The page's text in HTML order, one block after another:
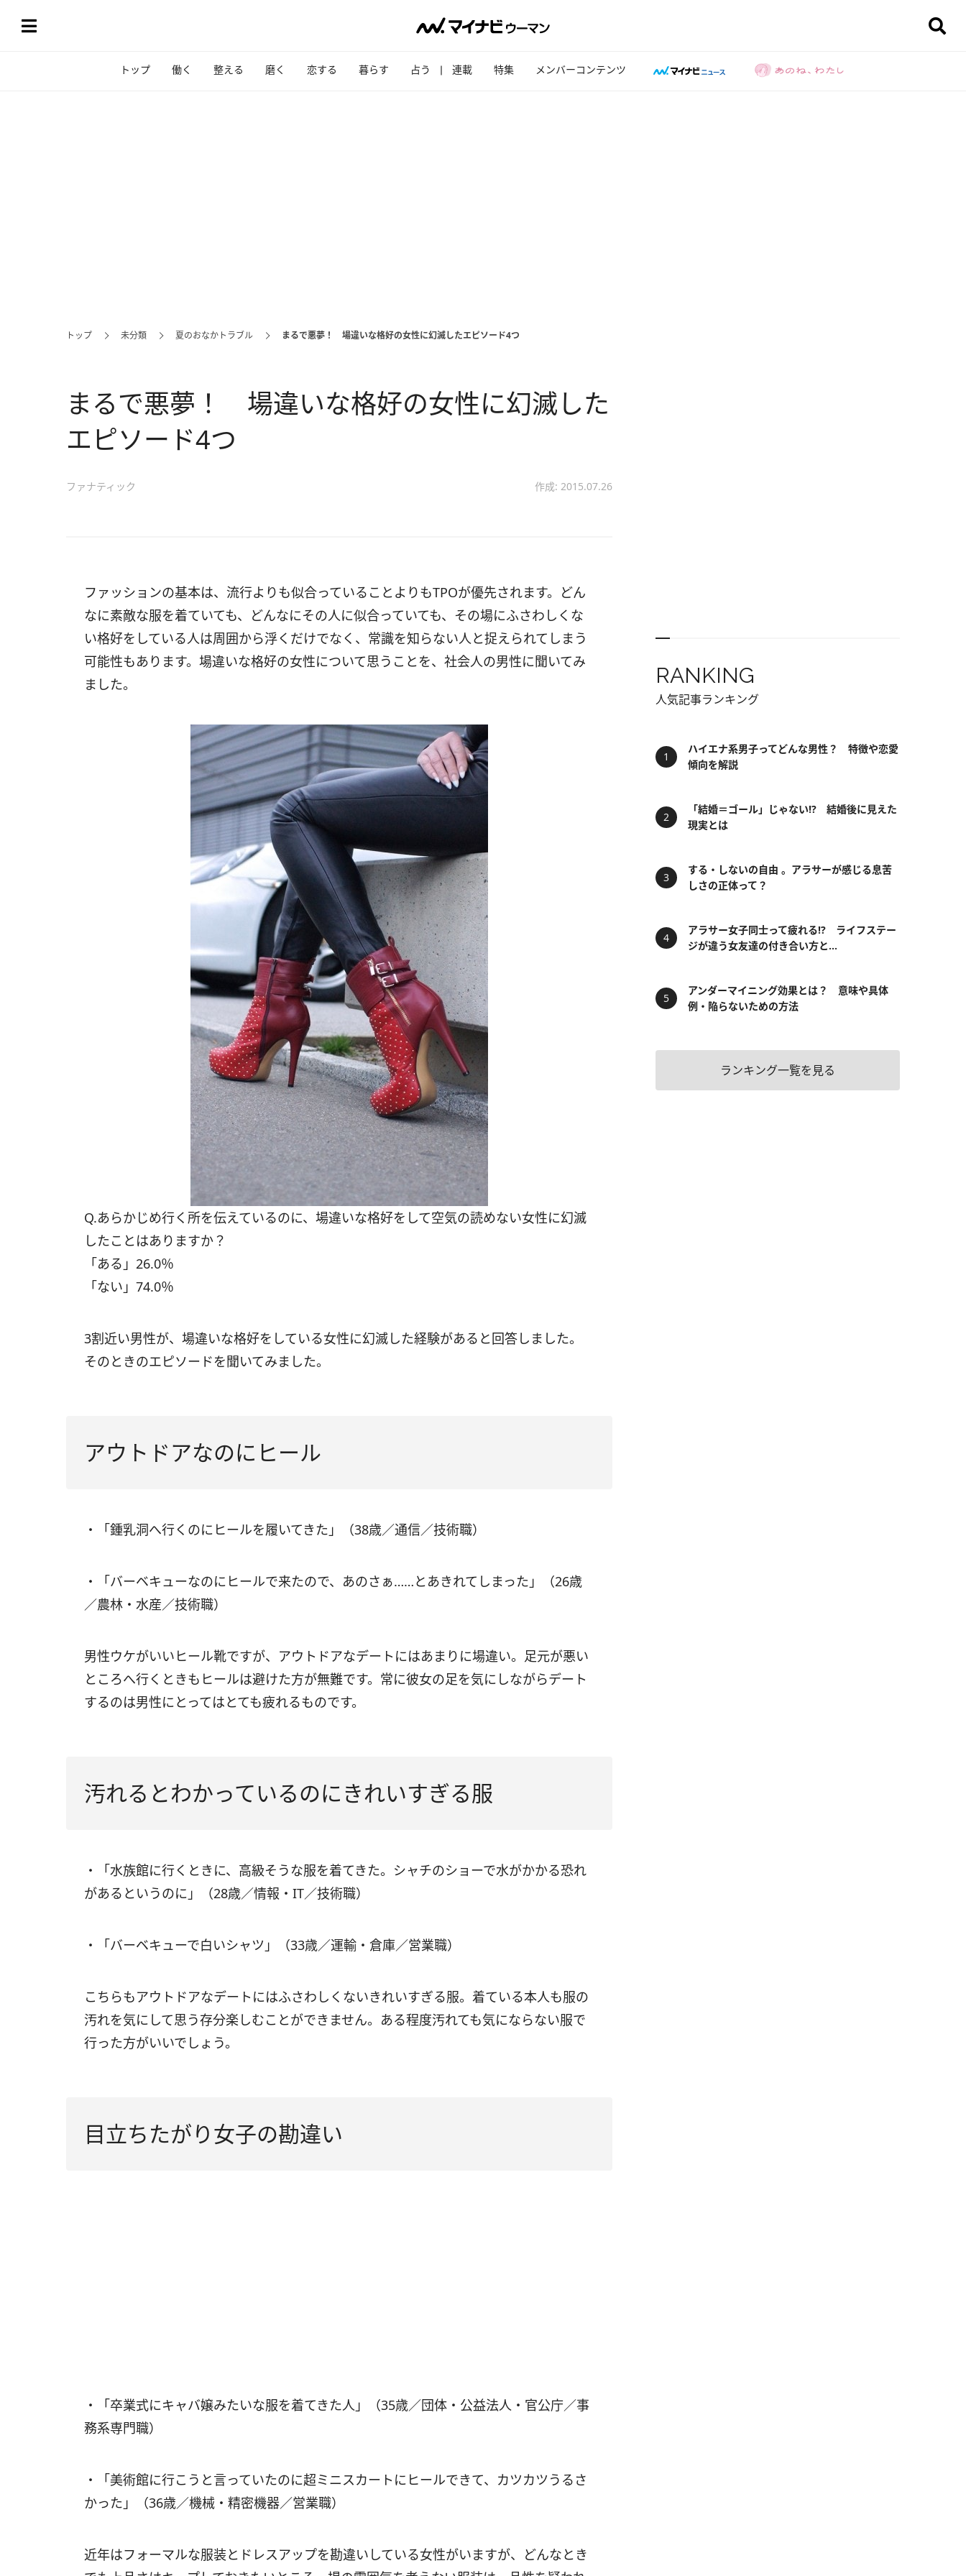
トップ 働く 整える 磨く 恋する 暮らす 占う 連載 特集 メンバーコンテンツ
トップ 未分類 夏のおなかトラブル まるで悪夢！ 場違いな格好の女性に幻滅したエピソード4つ
まるで悪夢！ 場違いな格好の女性に幻滅した
エピソード4つ
ファナティック 作成: 2015.07.26
ファッションの基本は、流行よりも似合っていることよりもTPOが優先されます。どん
なに素敵な服を着ていても、どんなにその人に似合っていても、その場にふさわしくな
い格好をしている人は周囲から浮くだけでなく、常識を知らない人と捉えられてしまう
可能性もあります。場違いな格好の女性について思うことを、社会人の男性に聞いてみ
ました。
Q.あらかじめ行く所を伝えているのに、場違いな格好をして空気の読めない女性に幻滅
したことはありますか？
「ある」26.0％
「ない」74.0％
3割近い男性が、場違いな格好をしている女性に幻滅した経験があると回答しました。
そのときのエピソードを聞いてみました。
アウトドアなのにヒール
・「鍾乳洞へ行くのにヒールを履いてきた」（38歳／通信／技術職）
・「バーベキューなのにヒールで来たので、あのさぁ……とあきれてしまった」（26歳
／農林・水産／技術職）
男性ウケがいいヒール靴ですが、アウトドアなデートにはあまりに場違い。足元が悪い
ところへ行くときもヒールは避けた方が無難です。常に彼女の足を気にしながらデート
するのは男性にとってはとても疲れるものです。
汚れるとわかっているのにきれいすぎる服
・「水族館に行くときに、高級そうな服を着てきた。シャチのショーで水がかかる恐れ
があるというのに」（28歳／情報・IT／技術職）
・「バーベキューで白いシャツ」（33歳／運輸・倉庫／営業職）
こちらもアウトドアなデートにはふさわしくないきれいすぎる服。着ている本人も服の
汚れを気にして思う存分楽しむことができません。ある程度汚れても気にならない服で
行った方がいいでしょう。
目立ちたがり女子の勘違い
・「卒業式にキャバ嬢みたいな服を着てきた人」（35歳／団体・公益法人・官公庁／事
務系専門職）
・「美術館に行こうと言っていたのに超ミニスカートにヒールできて、カツカツうるさ
かった」（36歳／機械・精密機器／営業職）
近年はフォーマルな服装とドレスアップを勘違いしている女性がいますが、どんなとき
RANKING
人気記事ランキング
ハイエナ系男子ってどんな男性？ 特徴や恋愛
傾向を解説
「結婚＝ゴール」じゃない⁉ 結婚後に見えた
現実とは
する・しないの自由 。アラサーが感じる息苦
しさの正体って？
アラサー女子同士って疲れる⁉ ライフステー
ジが違う女友達の付き合い方と...
アンダーマイニング効果とは？ 意味や具体
例・陥らないための方法
ランキング一覧を見る